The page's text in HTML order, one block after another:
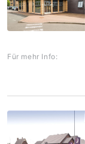
Für mehr Info: